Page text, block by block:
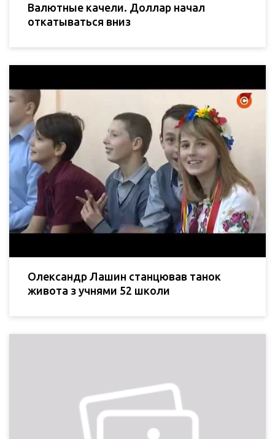
Валютные качели. Доллар начал
откатываться вниз
Олександр Лашин станцював танок
живота з учнями 52 школи